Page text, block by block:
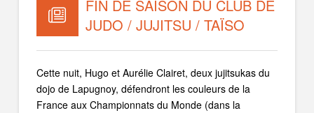
FIN DE SAISON DU CLUB DE
JUDO / JUJITSU / TAÏSO
Cette nuit, Hugo et Aurélie Clairet, deux jujitsukas du
dojo de Lapugnoy, défendront les couleurs de la
France aux Championnats du Monde (dans la